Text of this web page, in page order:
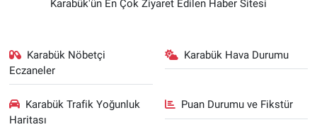
Karabük'ün En Çok Ziyaret Edilen Haber Sitesi
Karabük Nöbetçi
Eczaneler
Karabük Hava Durumu
Karabük Trafik Yoğunluk
Haritası
Puan Durumu ve Fikstür